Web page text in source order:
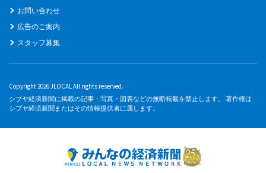
お問い合わせ
広告のご案内
スタッフ募集
Copyright 2026 JLOCAL All rights reserved.
シブヤ経済新聞に掲載の記事・写真・図表などの無断転載を禁止します。 著作権は
シブヤ経済新聞またはその情報提供者に属します。